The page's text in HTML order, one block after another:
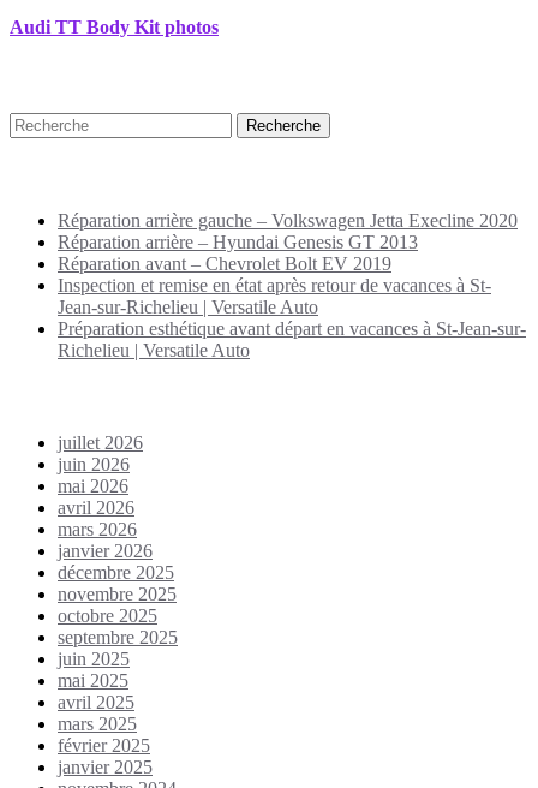
Audi TT Body Kit photos
Réparation arrière gauche – Volkswagen Jetta Execline 2020
Réparation arrière – Hyundai Genesis GT 2013
Réparation avant – Chevrolet Bolt EV 2019
Inspection et remise en état après retour de vacances à St-
Jean-sur-Richelieu | Versatile Auto
Préparation esthétique avant départ en vacances à St-Jean-sur-
Richelieu | Versatile Auto
juillet 2026
juin 2026
mai 2026
avril 2026
mars 2026
janvier 2026
décembre 2025
novembre 2025
octobre 2025
septembre 2025
juin 2025
mai 2025
avril 2025
mars 2025
février 2025
janvier 2025